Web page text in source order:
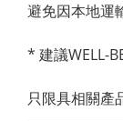
避免因本地運
* 建議WELL-
只限具相關產